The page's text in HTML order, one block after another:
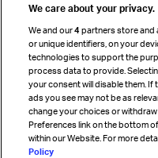
Cargo agency program
Strategic partnerships
Sign up for IATA news
We care about your privacy.
We and our4 partners store and
or unique identifiers, on your
technologies to support the
process data to provide.
your consent will disable them.
ads you see may not be as
change your choices or
Preferences link on the bottom
within our Website. For more
Policy